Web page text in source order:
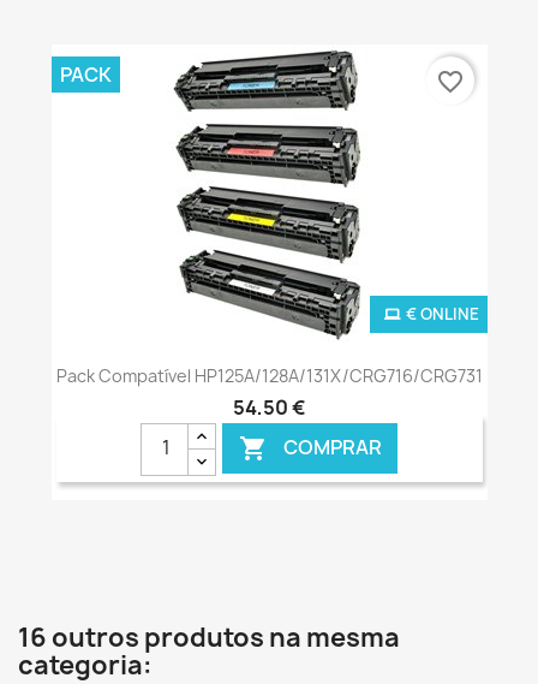
Pack Compatível HP125A/128A/131X/CRG716/CRG731
54,50 €
 COMPRAR
€ ONLINE
PACK favorite_border
16 outros produtos na mesma
categoria: